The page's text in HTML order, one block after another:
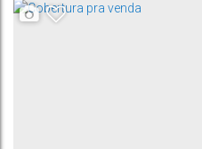
Total: Vaga(s)